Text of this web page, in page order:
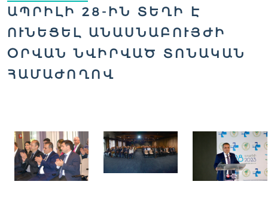
ԱՊՐԻԼԻ 28-ԻՆ ՏԵՂԻ Է
ՈՒՆԵՑԵԼ ԱՆԱՍՆԱԲՈՒՅԺԻ
ՕՐՎԱՆ ՆՎԻՐՎԱԾ ՏՈՆԱԿԱՆ
ՀԱՄԱԺՈՂՈՎ